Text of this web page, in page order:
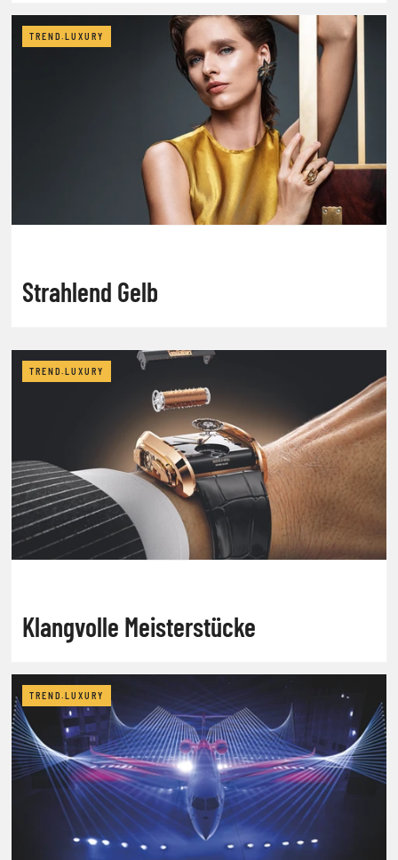
TREND.LUXURY
Strahlend Gelb
TREND.LUXURY
Klangvolle Meisterstücke
TREND.LUXURY